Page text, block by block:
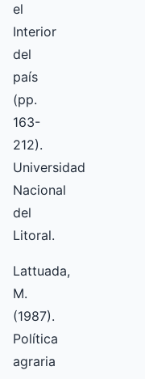
el
Interior
del
país
(pp.
163-
212).
Universidad
Nacional
del
Litoral.
Lattuada,
M.
(1987).
Política
agraria